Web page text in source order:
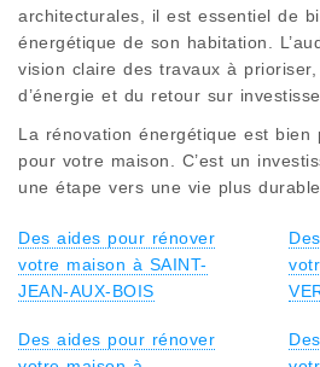
architecturales, il est essentiel de
énergétique de son habitation.
vision claire des travaux à
d’énergie et du retour sur
La rénovation énergétique est bien
pour votre maison. C’est un
une étape vers une vie plus
Des aides pour rénover
votre maison à SAINT-
JEAN-AUX-BOIS
Des aides pour rénover